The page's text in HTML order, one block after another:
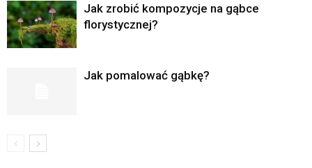
Jak zrobić kompozycje na gąbce
florystycznej?
Jak pomalować gąbkę?